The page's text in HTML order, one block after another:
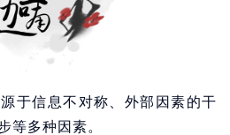
于信息不对称、外部因素的干
等多种因素。